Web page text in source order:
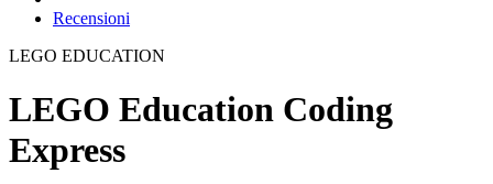
Recensioni
LEGO EDUCATION
LEGO Education Coding
Express